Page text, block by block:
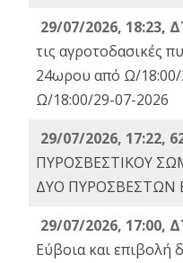
29/07/2026, 18:23,
τις αγροτοδασικές
24ωρου από Ω/18:00/
Ω/18:00/29-07-2026
29/07/2026, 17:22,
ΠΥΡΟΣΒΕΣΤΙΚΟΥ
ΔΥΟ
29/07/2026, 17:00,
Εύβοια και επιβολή